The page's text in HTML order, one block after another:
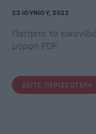
23 ΙΟΥΝΊΟΥ, 2022
Πατήστε το
μορφή PDF
ΔΕΊΤΕ ΠΕΡΙΣΣΌΤΕΡΑ